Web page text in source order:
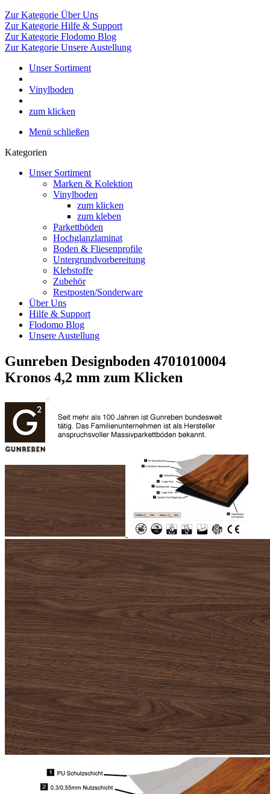
Zur Kategorie Über Uns
Zur Kategorie Hilfe & Support
Zur Kategorie Flodomo Blog
Zur Kategorie Unsere Austellung
Unser Sortiment
Vinylboden
zum klicken
Menü schließen
Kategorien
Unser Sortiment
Marken & Kolektion
Vinylboden
zum klicken
zum kleben
Parkettböden
Hochglanzlaminat
Boden & Fliesenprofile
Untergrundvorbereitung
Klebstoffe
Zubehör
Restposten/Sonderware
Über Uns
Hilfe & Support
Flodomo Blog
Unsere Austellung
Gunreben Designboden 4701010004
Kronos 4,2 mm zum Klicken